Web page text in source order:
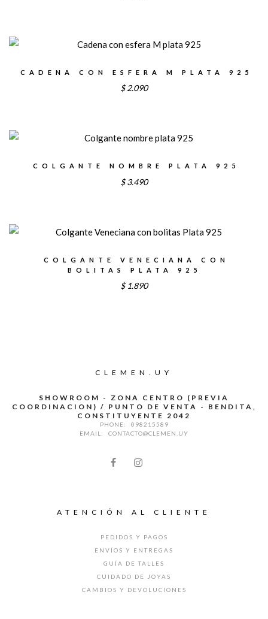
CADENA CON ESFERA M PLATA 925
$ 2.090
COLGANTE NOMBRE PLATA 925
$ 3.490
COLGANTE VENECIANA CON
BOLITAS PLATA 925
$ 1.890
CLEMEN.UY
SHOWROOM - ZONA CENTRO (PREVIA
COORDINACION) / PUNTO DE VENTA - BENDITA,
CONSTITUYENTE 2042
PHONE:
098215589
EMAIL:
CONTACTO@CLEMEN.UY
ATENCIÓN AL CLIENTE
PEDIDOS Y PAGOS
ENVÍOS Y ENTREGAS
GUÍA DE TALLES
CUIDADO DE JOYAS
CAMBIOS Y DEVOLUCIONES